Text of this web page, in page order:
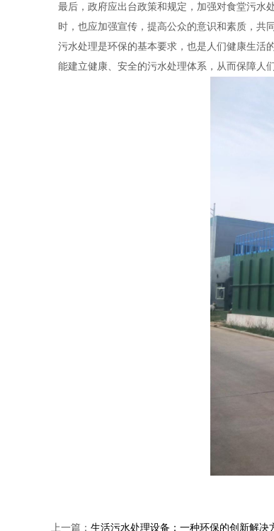
最后，政府应出台政策和规定，加强对食堂污水
时，也应加强宣传，提高公众的意识和素质，共
污水处理是环保的基本要求，也是人们健康生活
能建立健康、安全的污水处理体系，从而保障人
上一篇： 生活污水处理设备：一种环保的创新解决